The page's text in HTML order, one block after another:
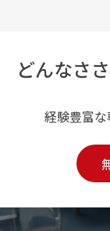
どんなさ
経験豊富な